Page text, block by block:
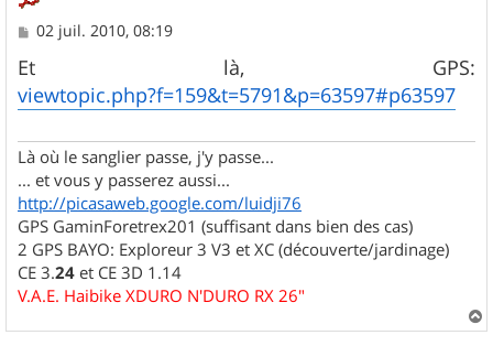
M
s
s
a
g
02 juil. 2010, 08:19
Et là, GPS:
viewtopic.php?f=159&t=5791&p=63597#p63597
Là où le sanglier passe, j'y passe...
... et vous y passerez aussi...
http://picasaweb.google.com/luidji76
GPS GaminForetrex201 (suffisant dans bien des cas)
2 GPS BAYO: Exploreur 3 V3 et XC (découverte/jardinage)
CE 3.24 et CE 3D 1.14
V.A.E. Haibike XDURO N'DURO RX 26"
a